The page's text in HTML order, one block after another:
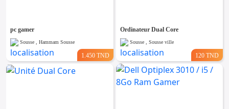
pc gamer
Sousse , Hammam Sousse
1.450 TND
Ordinateur Dual Core
Sousse , Sousse ville
120 TND